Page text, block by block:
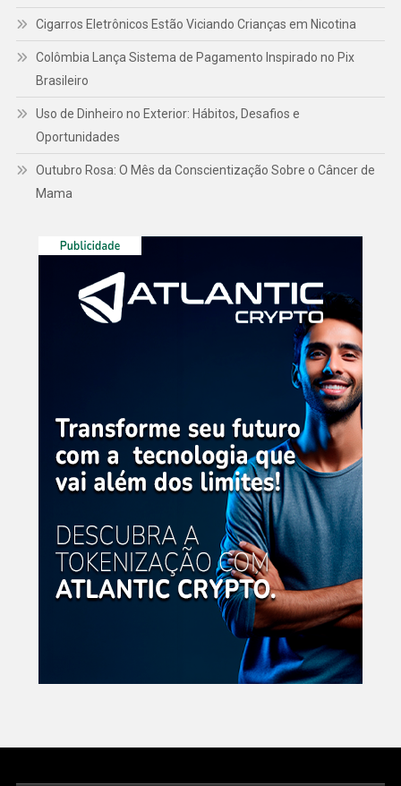
Cigarros Eletrônicos Estão Viciando Crianças em Nicotina
Colômbia Lança Sistema de Pagamento Inspirado no Pix
Brasileiro
Uso de Dinheiro no Exterior: Hábitos, Desafios e
Oportunidades
Outubro Rosa: O Mês da Conscientização Sobre o Câncer de
Mama